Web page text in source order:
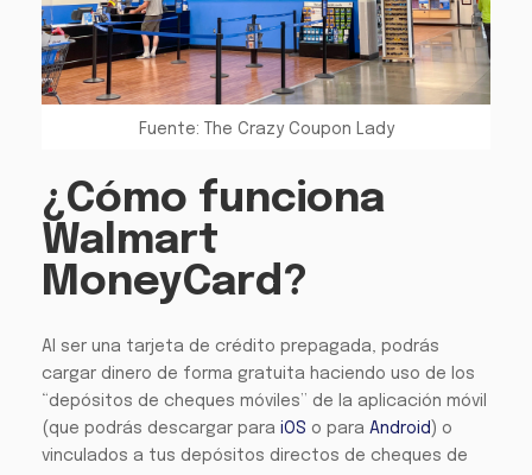
Fuente: The Crazy Coupon Lady
¿Cómo funciona
Walmart
MoneyCard?
Al ser una tarjeta de crédito prepagada, podrás
cargar dinero de forma gratuita haciendo uso de los
“depósitos de cheques móviles” de la aplicación móvil
(que podrás descargar para iOS o para Android ) o
vinculados a tus depósitos directos de cheques de